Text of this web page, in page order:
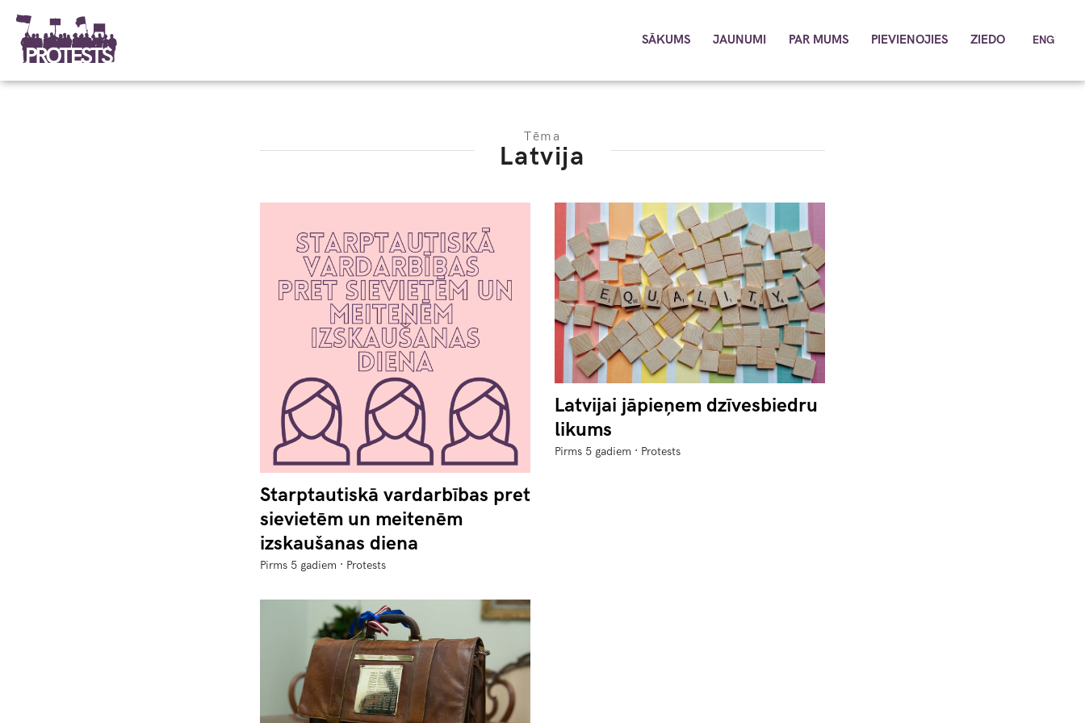
SĀKUMS JAUNUMI
SADARBĪBA
PAR MUMS PIEVIENOJIES ZIEDO ENG
Tēma
Latvija
Starptautiskā vardarbības pret
sievietēm un meitenēm
izskaušanas diena
Pirms 5 gadiem · Protests
Latvijai jāpieņem dzīvesbiedru
likums
Pirms 5 gadiem · Protests